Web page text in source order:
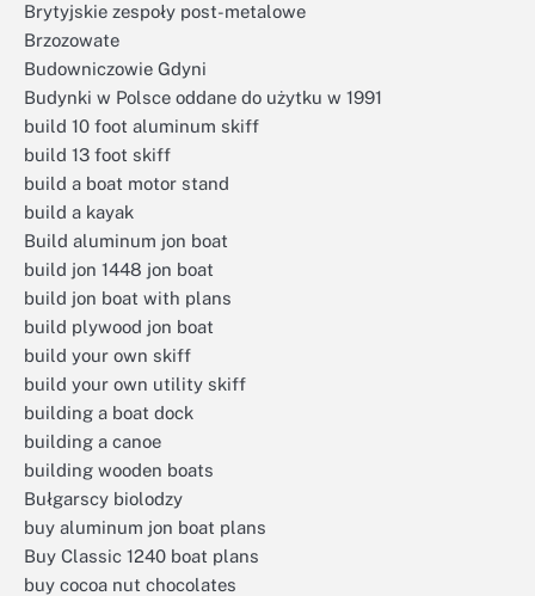
Brytyjskie zespoły post-metalowe
Brzozowate
Budowniczowie Gdyni
Budynki w Polsce oddane do użytku w 1991
build 10 foot aluminum skiff
build 13 foot skiff
build a boat motor stand
build a kayak
Build aluminum jon boat
build jon 1448 jon boat
build jon boat with plans
build plywood jon boat
build your own skiff
build your own utility skiff
building a boat dock
building a canoe
building wooden boats
Bułgarscy biolodzy
buy aluminum jon boat plans
Buy Classic 1240 boat plans
buy cocoa nut chocolates